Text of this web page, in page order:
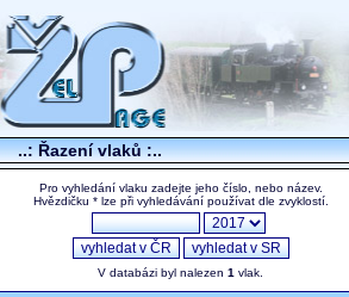
..: Řazení vlaků :..
Pro vyhledání vlaku zadejte jeho číslo, nebo název.
Hvězdičku * lze při vyhledávání používat dle zvyklostí.
V databázi byl nalezen 1 vlak.